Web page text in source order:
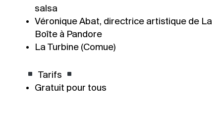
salsa
Véronique Abat, directrice artistique de La
Boîte à Pandore
La Turbine (Comue)
Tarifs
Gratuit pour tous